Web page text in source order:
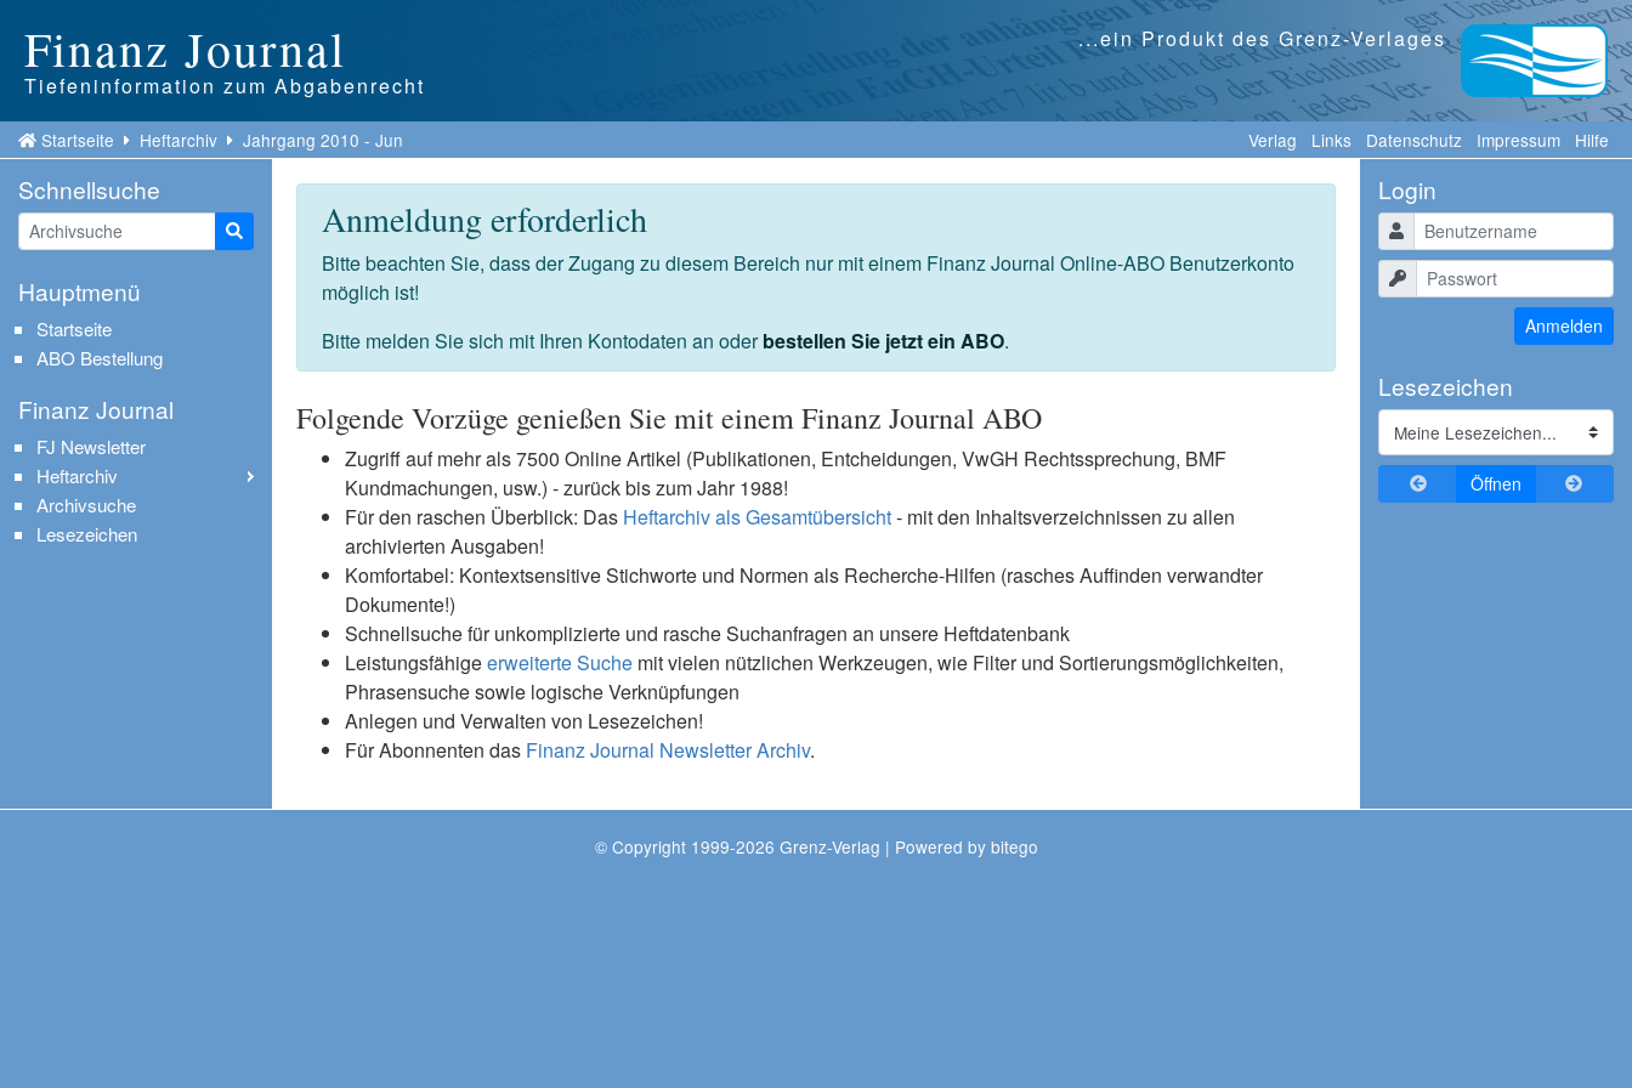
Finanz Journal
Tiefeninformation zum Abgabenrecht
...ein Produkt des Grenz-Verlages
Startseite Heftarchiv Jahrgang 2010 - Jun Verlag Links Datenschutz Impressum Hilfe
Anmeldung erforderlich
Bitte beachten Sie, dass der Zugang zu diesem Bereich nur mit einem Finanz Journal Online-ABO Benutzerkonto
möglich ist!
Bitte melden Sie sich mit Ihren Kontodaten an oderbestellen Sie jetzt ein ABO.
Folgende Vorzüge genießen Sie mit einem Finanz Journal ABO
Zugriff auf mehr als 7500 Online Artikel (Publikationen, Entcheidungen, VwGH Rechtssprechung, BMF
Kundmachungen, usw.) - zurück bis zum Jahr 1988!
Für den raschen Überblick: Das Heftarchiv als Gesamtübersicht- mit den Inhaltsverzeichnissen zu allen
archivierten Ausgaben!
Komfortabel: Kontextsensitive Stichworte und Normen als Recherche-Hilfen (rasches Auffinden verwandter
Dokumente!)
Schnellsuche für unkomplizierte und rasche Suchanfragen an unsere Heftdatenbank
Leistungsfähigeerweiterte Suche mit vielen nützlichen Werkzeugen, wie Filter und Sortierungsmöglichkeiten,
Phrasensuche sowie logische Verknüpfungen
Anlegen und Verwalten von Lesezeichen!
Für Abonnenten das Finanz Journal Newsletter Archiv.
Schnellsuche
Suche starten
Hauptmenü
Startseite
ABO Bestellung
Finanz Journal
FJ Newsletter
Heftarchiv
Archivsuche
Lesezeichen
Login
Benutzername
Passwort
Anmelden
Lesezeichen
Zurückblättern
Öffnen
© Copyright 1999-2026 Grenz-Verlag | Powered by bitego